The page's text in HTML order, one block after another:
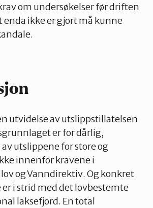
om undersøkelser før driften
enda ikke er gjort må kunne
utvidelse av utslippstillatelsen
er for dårlig,
utslippene for store og
innenfor kravene i
og Vanndirektiv. Og konkret
i strid med det lovbestemte
laksefjord. En total